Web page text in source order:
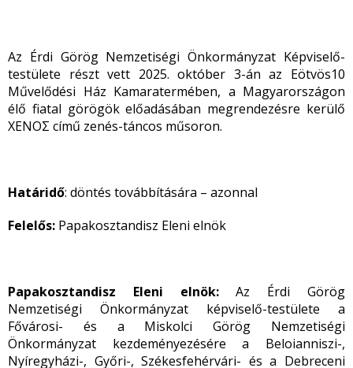
Az Érdi Görög Nemzetiségi Önkormányzat Képviselő-
testülete részt vett 2025. október 3-án az Eötvös10
Művelődési Ház Kamaratermében, a Magyarországon
élő fiatal görögök előadásában megrendezésre kerülő
XENOΣ című zenés-táncos műsoron.
Határidő: döntés továbbítására – azonnal
Felelős: Papakosztandisz Eleni elnök
Papakosztandisz Eleni elnök:Az Érdi Görög
Nemzetiségi Önkormányzat képviselő-testülete a
Fővárosi- és a Miskolci Görög Nemzetiségi
Önkormányzat kezdeményezésére a Beloianniszi-,
Nyíregyházi-, Győri-, Székesfehérvári- és a Debreceni